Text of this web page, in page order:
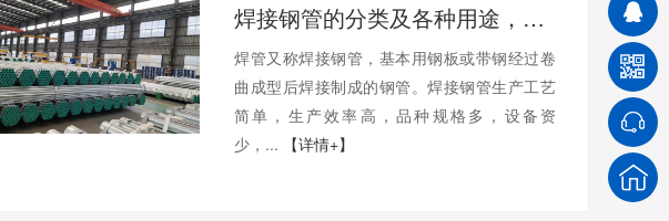
焊接钢管的分类及各种用途，一文带你了解！
焊管又称焊接钢管，基本用钢板或带钢经过卷
曲成型后焊接制成的钢管。焊接钢管生产工艺
简单，生产效率高，品种规格多，设备资
少，...
【详情+】